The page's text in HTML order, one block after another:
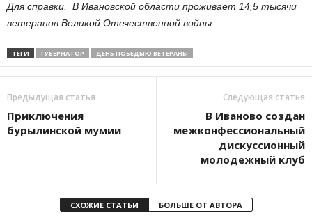
Для справки. В Ивановской области проживает 14,5 тысячи
ветеранов Великой Отечественной войны.
ТЕГИ ГУБЕРНАТОР ДЕНЬ ПОБЕДЫЮ ВЕТЕРАНЫ
Предыдущая статья
Приключения
бурылинской мумии
Следующая статья
В Иваново создан
межконфессиональный
дискуссионный
молодежный клуб
СХОЖИЕ СТАТЬИ БОЛЬШЕ ОТ АВТОРА